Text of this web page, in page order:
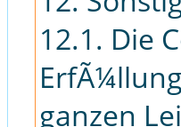
12.1. Die
ganzen